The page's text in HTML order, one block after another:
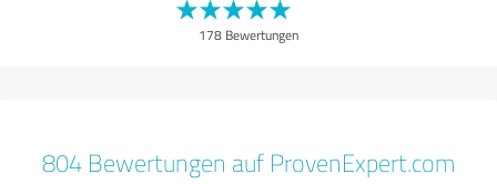
178 Bewertungen
804 Bewertungen auf ProvenExpert.com